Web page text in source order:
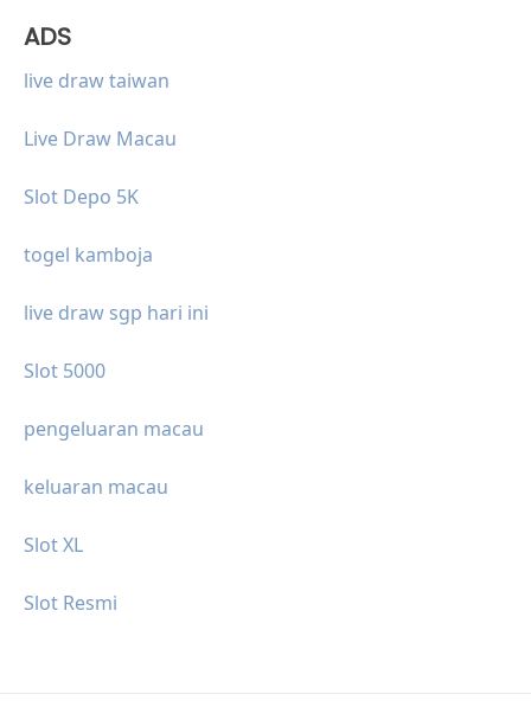
ADS
live draw taiwan
Live Draw Macau
Slot Depo 5K
togel kamboja
live draw sgp hari ini
Slot 5000
pengeluaran macau
keluaran macau
Slot XL
Slot Resmi